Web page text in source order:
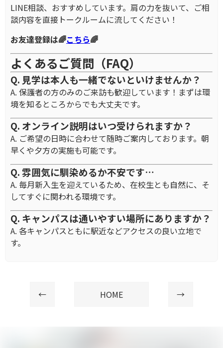
LINE相談、おすすめしています。肩の力を抜いて、ご相
談内容を直接トークルームに流してください！
お友達登録は🌈こちら🌈
よくあるご質問（FAQ）
Q. 見学は本人も一緒でないといけませんか？
A. 保護者の方のみのご来訪も歓迎しています！まずは環
境を知るところからでも大丈夫です。
Q. オンライン説明はいつ受けられますか？
A. ご希望の日時に合わせて随時ご案内しております。朝
早くや夕方の実施も可能です。
Q. 雰囲気に馴染めるか不安です…
A. 毎月新入生を迎えているため、在校生とも自然に、そ
してすぐに関われる環境です。
Q. キャンパスは通いやすい場所にありますか？
A. 各キャンパスともに駅近などアクセスの良い立地で
す。
← HOME →